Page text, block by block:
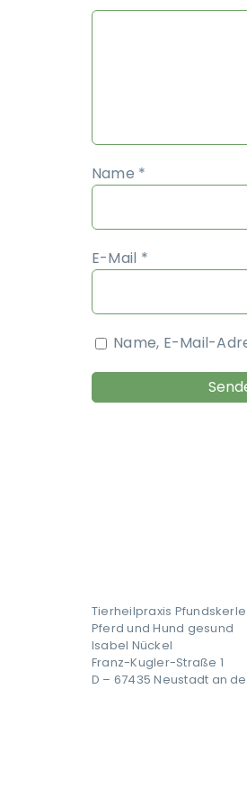
Name *
E-Mail *
Name, E-Mail-
Tierheilpraxis
Pferd und Hund gesund
Isabel Nückel
Franz-Kugler-Straße 1
D – 67435 Neustadt an